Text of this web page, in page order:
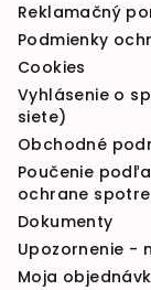
Reklamačný
Podmienky
Cookies
Vyhlásenie o
siete)
Obchodné
Poučenie
ochrane
Dokumenty
Upozornenie -
Moja